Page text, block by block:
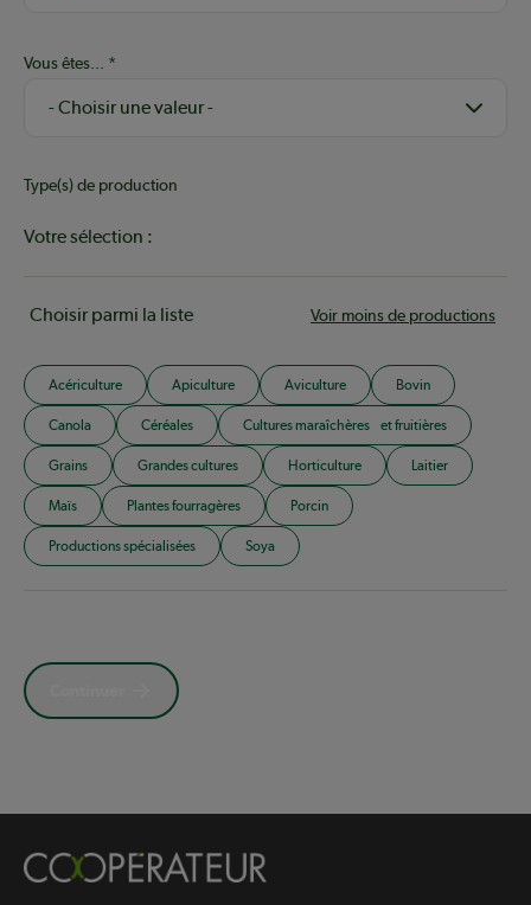
Vous êtes...
Type(s) de production
Votre sélection :
Choisir parmi la liste Voir moins de productions
Acériculture Apiculture Aviculture Bovin
Canola Céréales Cultures maraîchères et fruitières
Grains Grandes cultures Horticulture Laitier
Maïs Plantes fourragères Porcin
Productions spécialisées Soya